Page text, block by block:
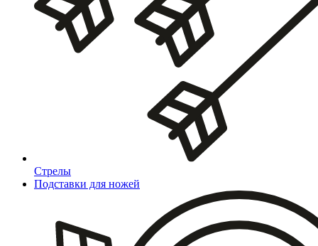
Стрелы
Подставки для ножей